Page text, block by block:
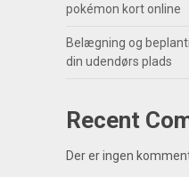
pokémon kort online
Belægning og
din udendørs plads
Recent
Der er ingen